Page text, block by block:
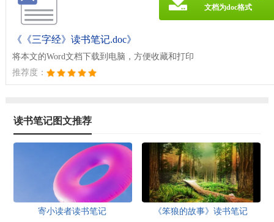
《《三字经》读书笔记.doc》
将本文的Word文档下载到电脑，方便收藏和打印
推荐度：
文档为doc格式
读书笔记图文推荐
寄小读者读书笔记 《笨狼的故事》读书笔记